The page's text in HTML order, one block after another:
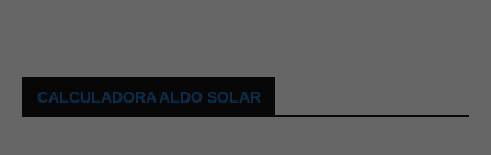
CALCULADORA ALDO SOLAR